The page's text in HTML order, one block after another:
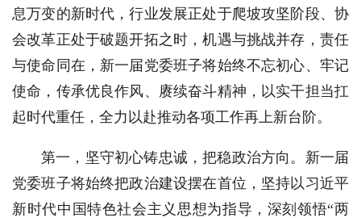
息万变的新时代，行业发展正处于爬坡攻坚阶段、协
会改革正处于破题开拓之时，机遇与挑战并存，责任
与使命同在，新一届党委班子将始终不忘初心、牢记
使命，传承优良作风、赓续奋斗精神，以实干担当扛
起时代重任，全力以赴推动各项工作再上新台阶。
第一，坚守初心铸忠诚，把稳政治方向。新一届
党委班子将始终把政治建设摆在首位，坚持以习近平
新时代中国特色社会主义思想为指导，深刻领悟“两